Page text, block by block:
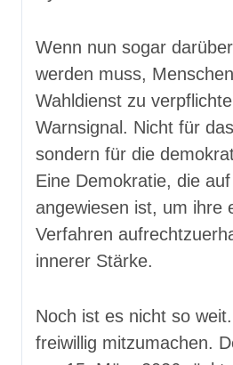
Wenn nun sogar
werden muss,
Wahldienst zu
Warnsignal. Nicht für
sondern für die
Eine Demokratie, die
angewiesen ist, um ihre
Verfahren
innerer Stärke.
Noch ist es nicht so
freiwillig mitzumachen.